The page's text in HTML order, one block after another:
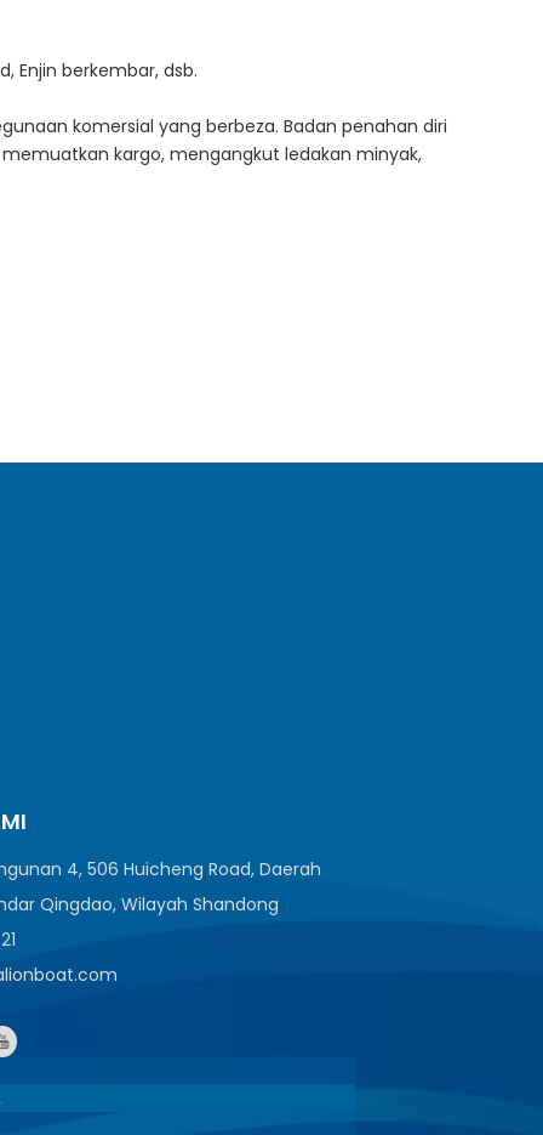
Enjin berkembar, dsb.
komersial yang berbeza. Badan penahan diri
kargo, mengangkut ledakan minyak,
4, 506 Huicheng Road, Daerah
Qingdao, Wilayah Shandong